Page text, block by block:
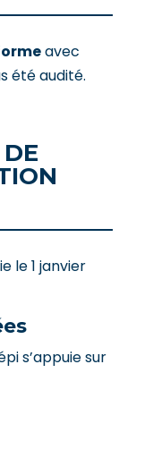
avec
été audité.
le1 janvier
s’appuie sur